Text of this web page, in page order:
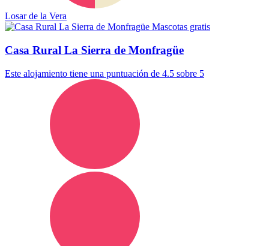
Losar de la Vera
Mascotas gratis
Casa Rural La Sierra de Monfragüe
Este alojamiento tiene una puntuación de 4.5 sobre 5